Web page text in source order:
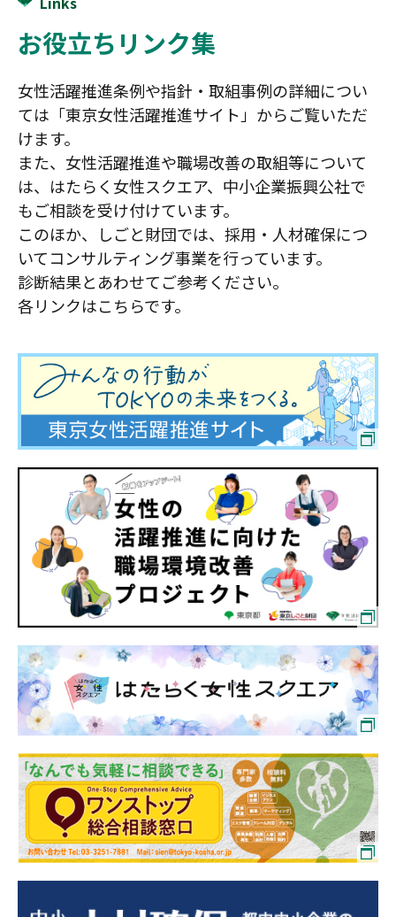
お役立ちリンク集
女性活躍推進条例や指針・取組事例の詳細につい
ては「東京女性活躍推進サイト」からご覧いただ
けます。
また、女性活躍推進や職場改善の取組等について
は、はたらく女性スクエア、中小企業振興公社で
もご相談を受け付けています。
このほか、しごと財団では、採用・人材確保につ
いてコンサルティング事業を行っています。
診断結果とあわせてご参考ください。
各リンクはこちらです。